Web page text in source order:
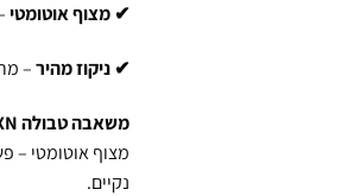
✔ מצוף אוטומטי
✔ ניקוז מהיר–
משאבה טבולה QDXN
מצוף אוטומטי –
נקיים.